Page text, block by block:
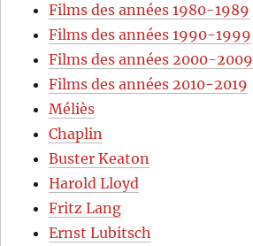
Films des années 1980-1989
Films des années 1990-1999
Films des années 2000-2009
Films des années 2010-2019
Méliès
Chaplin
Buster Keaton
Harold Lloyd
Fritz Lang
Ernst Lubitsch